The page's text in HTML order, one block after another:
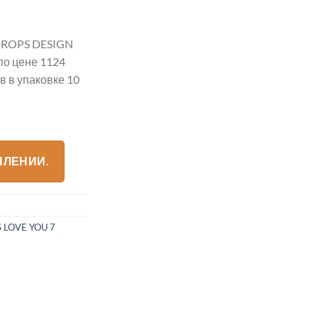
DESIGN
цене 1124
в упаковке 10
LOVE YOU 7